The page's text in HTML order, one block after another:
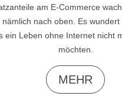
am E-Commerce
nämlich nach oben. Es
ein Leben ohne Internet nicht
möchten.
MEHR